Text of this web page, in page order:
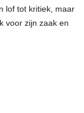
lof tot kritiek, maar
voor zijn zaak en